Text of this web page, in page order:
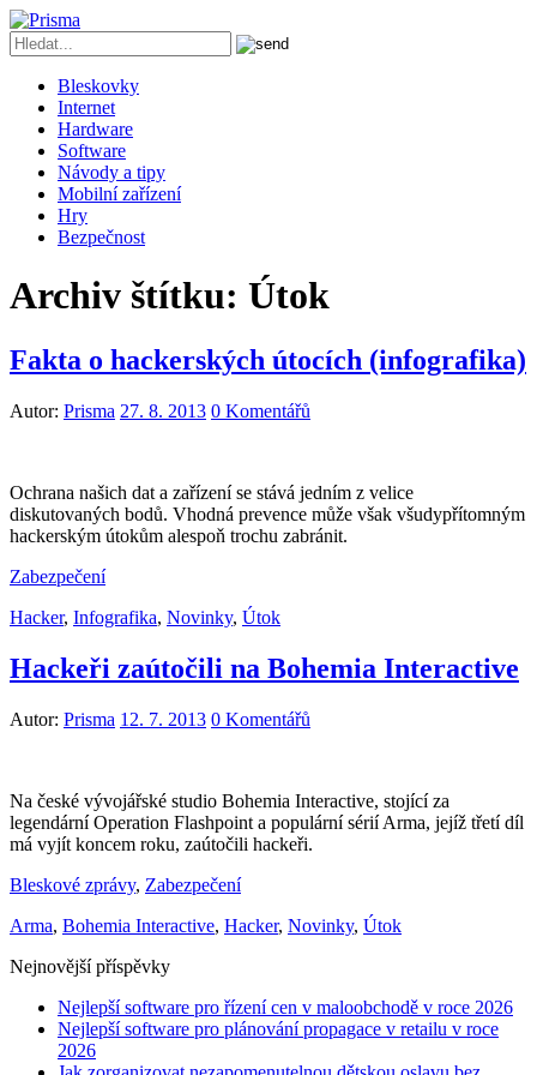
Bleskovky
Internet
Hardware
Software
Návody a tipy
Mobilní zařízení
Hry
Bezpečnost
Archiv štítku: Útok
Fakta o hackerských útocích (infografika)
Autor: Prisma 27. 8. 2013 0 Komentářů
Ochrana našich dat a zařízení se stává jedním z velice
diskutovaných bodů. Vhodná prevence může však všudypřítomným
hackerským útokům alespoň trochu zabránit.
Zabezpečení
Hacker, Infografika, Novinky, Útok
Hackeři zaútočili na Bohemia Interactive
Autor: Prisma 12. 7. 2013 0 Komentářů
Na české vývojářské studio Bohemia Interactive, stojící za
legendární Operation Flashpoint a populární sérií Arma, jejíž třetí díl
má vyjít koncem roku, zaútočili hackeři.
Bleskové zprávy, Zabezpečení
Arma, Bohemia Interactive, Hacker, Novinky, Útok
Nejnovější příspěvky
Nejlepší software pro řízení cen v maloobchodě v roce 2026
Nejlepší software pro plánování propagace v retailu v roce
2026